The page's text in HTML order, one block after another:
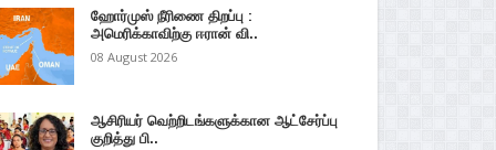
ஹோர்முஸ் நீரிணை திறப்பு :
அமெரிக்காவிற்கு ஈரான் வி..
08 August 2026
ஆசிரியர் வெற்றிடங்களுக்கான ஆட்சேர்ப்பு
குறித்து பி..